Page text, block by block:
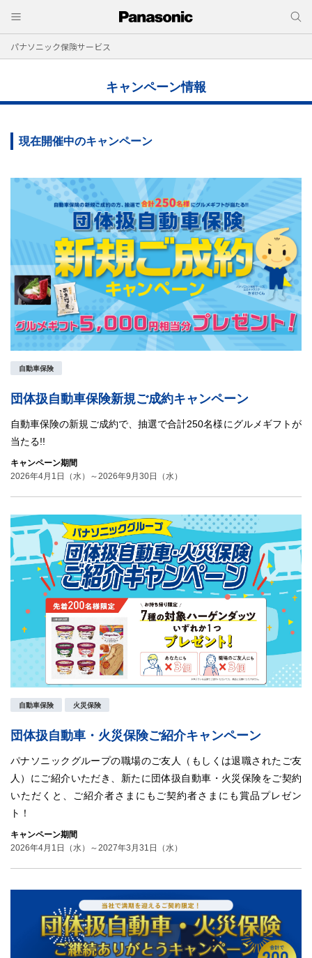
パナソニック保険サービス
キャンペーン情報
現在開催中のキャンペーン
自動車保険
団体扱自動車保険新規ご成約キャンペーン
自動車保険の新規ご成約で、抽選で合計250名様にグルメギフトが
当たる!!
キャンペーン期間
2026年4月1日（水）～2026年9月30日（水）
自動車保険 火災保険
団体扱自動車・火災保険ご紹介キャンペーン
パナソニックグループの職場のご友人（もしくは退職されたご友
人）にご紹介いただき、新たに団体扱自動車・火災保険をご契約
いただくと、ご紹介者さまにもご契約者さまにも賞品プレゼン
ト！
キャンペーン期間
2026年4月1日（水）～2027年3月31日（水）